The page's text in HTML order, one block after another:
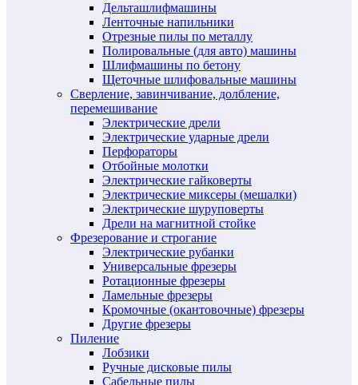
Дельташлифмашины
Ленточные напильники
Отрезные пилы по металлу
Полировальные (для авто) машины
Шлифмашины по бетону
Щеточные шлифовальные машины
Сверление, завинчивание, долбление,
перемешивание
Электрические дрели
Электрические ударные дрели
Перфораторы
Отбойные молотки
Электрические гайковерты
Электрические миксеры (мешалки)
Электрические шуруповерты
Дрели на магнитной стойке
Фрезерование и строгание
Электрические рубанки
Универсальные фрезеры
Ротационные фрезеры
Ламельные фрезеры
Кромочные (окантовочные) фрезеры
Другие фрезеры
Пиление
Лобзики
Ручные дисковые пилы
Сабельные пилы